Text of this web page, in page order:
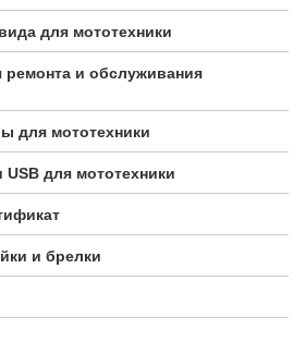
для мототехники
ремонта и обслуживания
для мототехники
для мототехники
и брелки